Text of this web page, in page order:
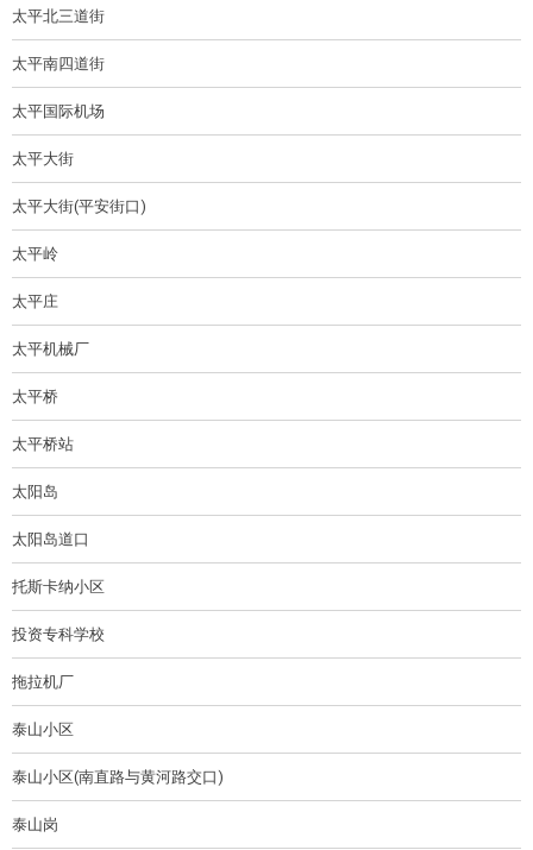
太平北三道街
太平南四道街
太平国际机场
太平大街
太平大街(平安街口)
太平岭
太平庄
太平机械厂
太平桥
太平桥站
太阳岛
太阳岛道口
托斯卡纳小区
投资专科学校
拖拉机厂
泰山小区
泰山小区(南直路与黄河路交口)
泰山岗